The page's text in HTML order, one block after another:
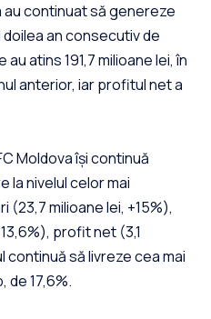
au continuat să genereze
an consecutiv de
atins 191,7 milioane lei, în
anterior, iar profitul net a
Moldova își continuă
la nivelul celor mai
milioane lei, +15%),
profit net (3,1
continuă să livreze cea mai
de 17,6%.